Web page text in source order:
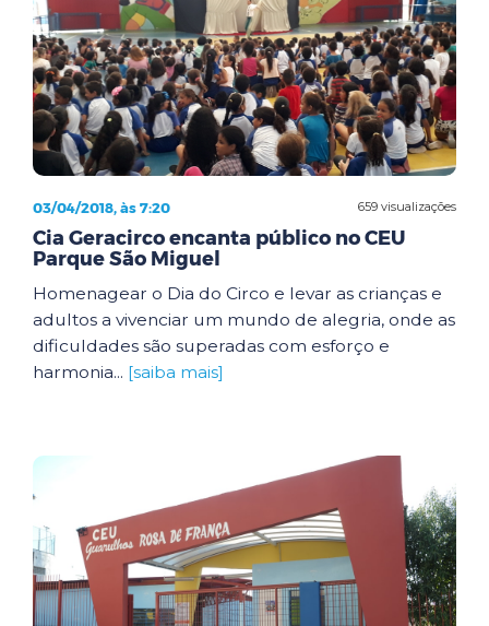
659 visualizações
03/04/2018, às 7:20
Cia Geracirco encanta público no CEU
Parque São Miguel
Homenagear o Dia do Circo e levar as crianças e
adultos a vivenciar um mundo de alegria, onde as
dificuldades são superadas com esforço e
harmonia... [saiba mais]